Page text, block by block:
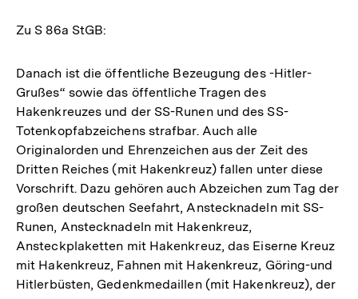
Zu S 86a StGB:
Danach ist die öffentliche Bezeugung des -Hitler-
Grußes“ sowie das öffentliche Tragen des
Hakenkreuzes und der SS-Runen und des SS-
Totenkopfabzeichens strafbar. Auch alle
Originalorden und Ehrenzeichen aus der Zeit des
Dritten Reiches (mit Hakenkreuz) fallen unter diese
Vorschrift. Dazu gehören auch Abzeichen zum Tag der
großen deutschen Seefahrt, Anstecknadeln mit SS-
Runen, Anstecknadeln mit Hakenkreuz,
Ansteckplaketten mit Hakenkreuz, das Eiserne Kreuz
mit Hakenkreuz, Fahnen mit Hakenkreuz, Göring-und
Hitlerbüsten, Gedenkmedaillen (mit Hakenkreuz), der